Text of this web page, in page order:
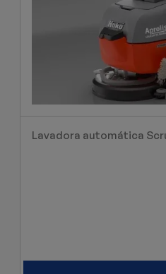
Lavadora automática